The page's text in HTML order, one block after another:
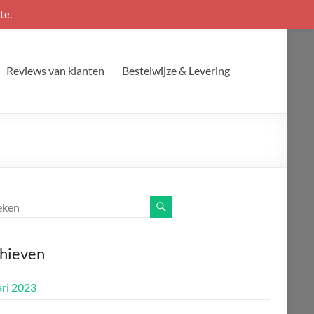
Reviews van klanten
Bestelwijze & Levering
2023